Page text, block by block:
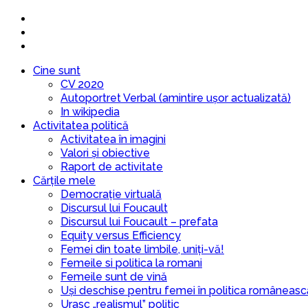
Cine sunt
CV 2020
Autoportret Verbal (amintire ușor actualizată)
In wikipedia
Activitatea politică
Activitatea în imagini
Valori și obiective
Raport de activitate
Cărțile mele
Democrație virtuală
Discursul lui Foucault
Discursul lui Foucault – prefata
Equity versus Efficiency
Femei din toate limbile, uniți-vă!
Femeile si politica la romani
Femeile sunt de vină
Uși deschise pentru femei în politica
Urasc „realismul” politic